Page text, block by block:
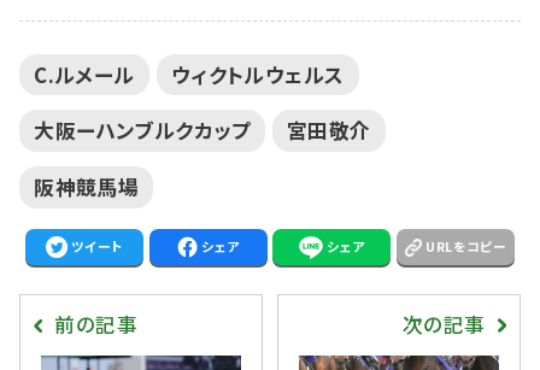
C.ルメール
ウィクトルウェルス
大阪ーハンブルクカップ
宮田敬介
阪神競馬場
ツイート シェア シェア URLをコピー
前の記事 次の記事